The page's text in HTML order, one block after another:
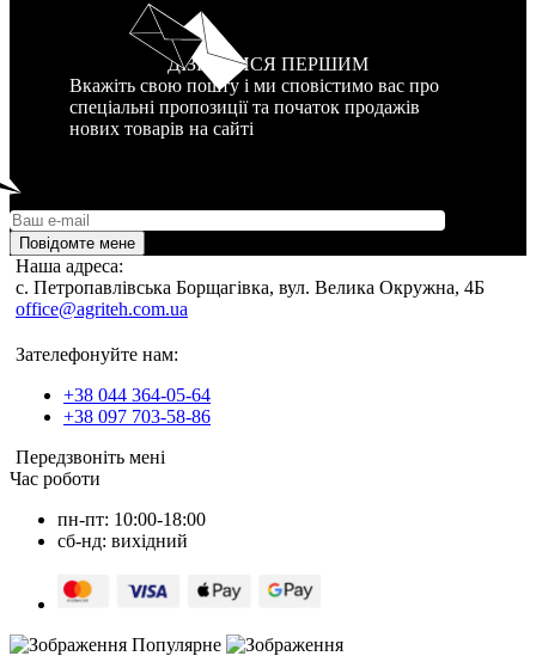
ДІЗНАТИСЯ ПЕРШИМ
Вкажіть свою пошту і ми сповістимо вас про
спеціальні пропозиції та початок продажів
нових товарів на сайті
Повідомте мене
Наша адреса:
c. Петропавлівська Борщагівка, вул. Велика Окружна, 4Б
office@agriteh.com.ua
Зателефонуйте нам:
+38 044 364-05-64
+38 097 703-58-86
Передзвоніть мені
Час роботи
пн-пт: 10:00-18:00
сб-нд: вихідний
Популярне